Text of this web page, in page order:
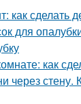
как сделать
для
как
через стену.